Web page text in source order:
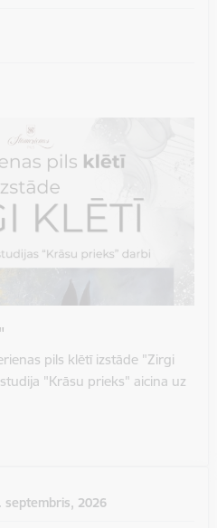
pils klētī izstāde "Zirgi
"Krāsu prieks" aicina uz
septembris, 2026